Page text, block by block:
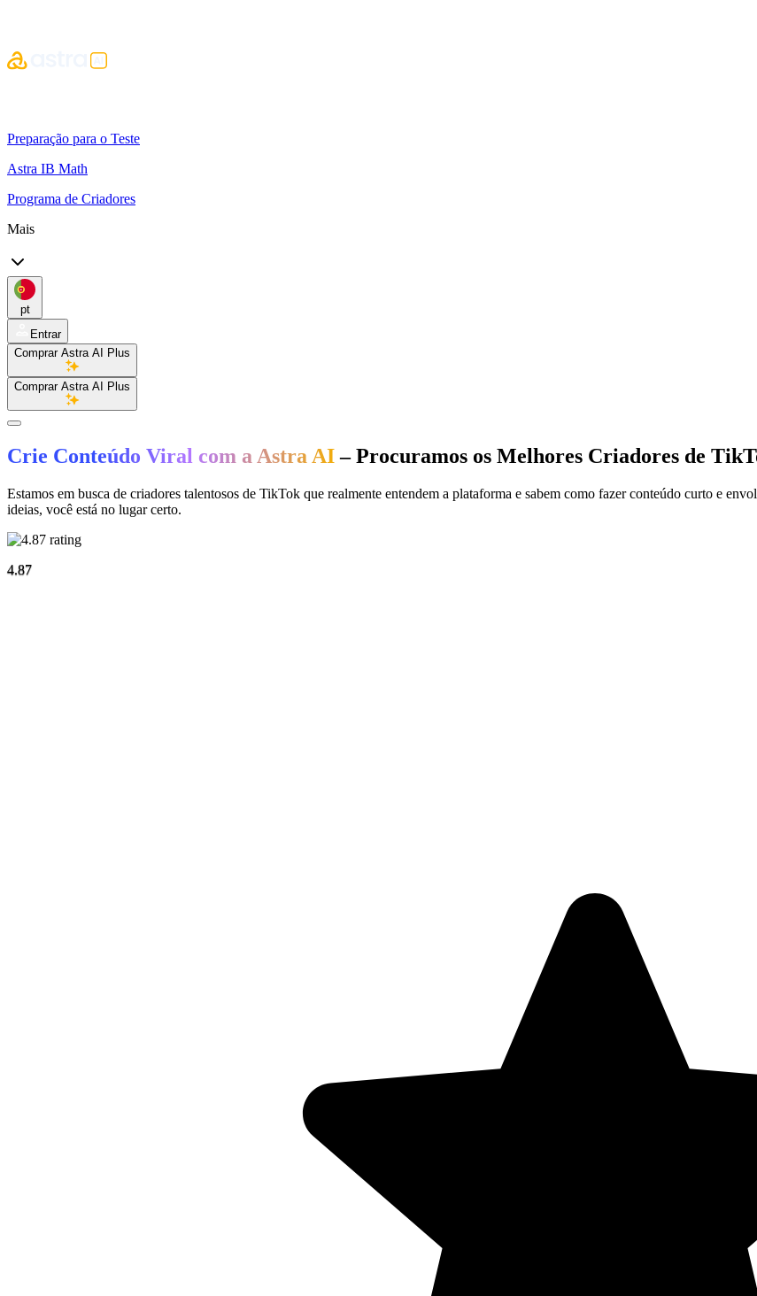
Preparação para o Teste
Astra IB Math
Programa de Criadores
Mais
pt
Entrar
Comprar Astra AI Plus
Comprar Astra AI Plus
Crie Conteúdo Viral com a Astra AI– Procuramos os Melhores Criadores de
Estamos em busca de criadores talentosos de TikTok que realmente entendem a plataforma e sabem como fazer conteúdo curto e
ideias, você está no lugar certo.
4.87